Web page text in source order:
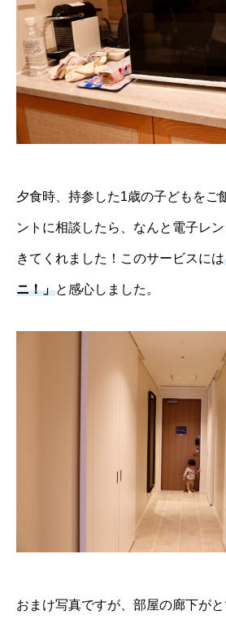
夕食時、持参した1歳の子どもをご
ントに相談したら、なんと電子レ
きてくれました！このサービスには
ニ！」と感心しました。
おまけ写真ですが、部屋の廊下が